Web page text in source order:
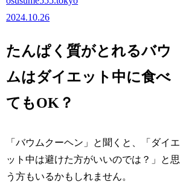
2024.10.26
たんぱく質がとれるバウ
ムはダイエット中に食べ
てもOK？
「バウムクーヘン」と聞くと、「ダイエ
ット中は避けた方がいいのでは？」と思
う方もいるかもしれません。